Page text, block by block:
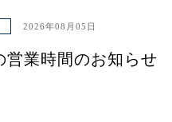
2026年08月05日
営業時間のお知らせ